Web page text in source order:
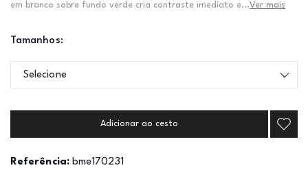
em branco sobre fundo verde cria contraste imediato e...Ver mais
Tamanhos:
Selecione
Adicionar ao cesto
Referência: bme170231